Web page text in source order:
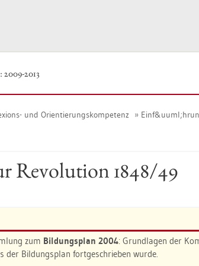
2013
und Ori­en­tie­rungs­kom­pe­tenz
Re­vo­lu­ti­on 1848/49
zum Bil­dungs­plan 2004: Grund­la­gen der
der Bil­dungs­plan fort­ge­schrie­ben wurde.